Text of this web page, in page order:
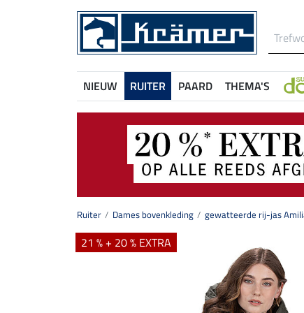
NIEUW RUITER PAARD THEMA'S
Ruiter Dames bovenkleding gewatteerde rij-jas
21 % + 20 % EXTRA